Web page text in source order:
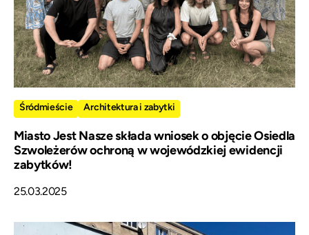
Śródmieście Architektura i zabytki
Miasto Jest Nasze składa wniosek o objęcie Osiedla
Szwoleżerów ochroną w wojewódzkiej ewidencji
zabytków!
25.03.2025